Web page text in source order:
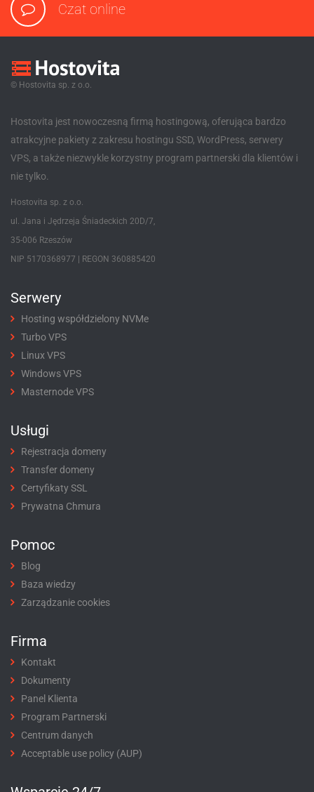
Czat online
© Hostovita sp. z o.o.
Hostovita jest nowoczesną firmą hostingową, oferująca bardzo
atrakcyjne pakiety z zakresu hostingu SSD, WordPress, serwery
VPS, a także niezwykle korzystny program partnerski dla klientów i
nie tylko.
Hostovita sp. z o.o.
ul. Jana i Jędrzeja Śniadeckich 20D/7,
35-006 Rzeszów
NIP 5170368977 | REGON 360885420
Serwery
Hosting współdzielony NVMe
Turbo VPS
Linux VPS
Windows VPS
Masternode VPS
Usługi
Rejestracja domeny
Transfer domeny
Certyfikaty SSL
Prywatna Chmura
Pomoc
Blog
Baza wiedzy
Zarządzanie cookies
Firma
Kontakt
Dokumenty
Panel Klienta
Program Partnerski
Centrum danych
Acceptable use policy (AUP)